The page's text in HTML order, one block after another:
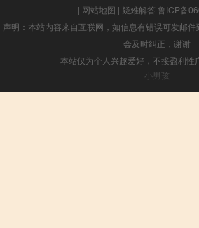
| 网站地图 | 疑难解答 鲁ICP备
声明：本站内容来自互联网，如信息有错误可发邮
会及时纠正，谢谢
本站仅为个人兴趣爱好，不接盈利性
小男孩